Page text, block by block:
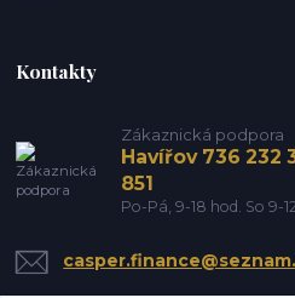
Kontakty
Zákaznická podpora
Havířov 736 232
851
Po-Pá, 9-18 hod. So 9-